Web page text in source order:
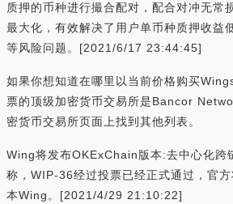
质押的币种进行撮合配对，配合对冲无常
最大化，有效解决了用户单币种质押收益
等风险问题。[2021/6/17 23:44:45]
如果你想知道在哪里以当前价格购买
票的顶级加密货币交易所是Bancor
密货币交易所页面上找到其他列表。
Wing将发布OKExChain版本:去中心化跨
称，WIP-36经过投票已经正式通过，官
本Wing。[2021/4/29 21:10:22]